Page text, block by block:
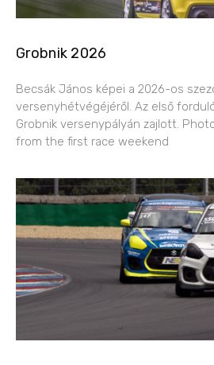
Grobnik 2026
Becsák János képei a 2026-os
versenyhétvégéjéről. Az első
Grobnik versenypályán zajlott.
from the first race weekend